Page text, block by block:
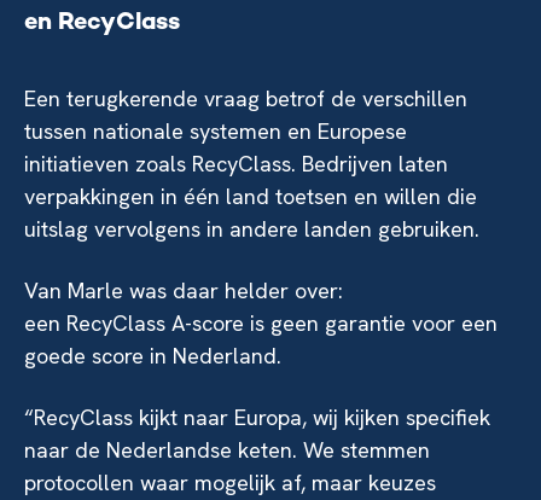
en RecyClass
Een terugkerende vraag betrof de verschillen
tussen nationale systemen en Europese
initiatieven zoals RecyClass. Bedrijven laten
verpakkingen in één land toetsen en willen die
uitslag vervolgens in andere landen gebruiken.
Van Marle was daar helder over:
een RecyClass A-score is geen garantie voor een
goede score in Nederland.
“RecyClass kijkt naar Europa, wij kijken specifiek
naar de Nederlandse keten. We stemmen
protocollen waar mogelijk af, maar keuzes